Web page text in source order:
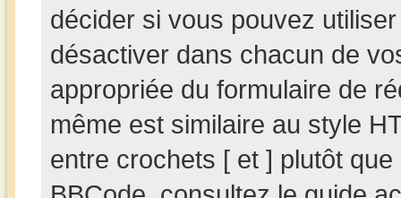
décider si vous pouvez
désactiver dans chacun de
appropriée du formulaire de
même est similaire au style
entre crochets [ et ] plutôt